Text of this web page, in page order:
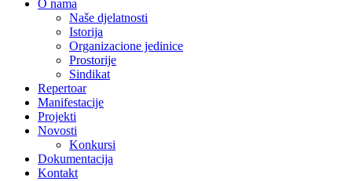
O nama
Naše djelatnosti
Istorija
Organizacione jedinice
Prostorije
Sindikat
Repertoar
Manifestacije
Projekti
Novosti
Konkursi
Dokumentacija
Kontakt